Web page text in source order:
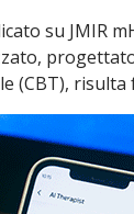
su JMIR
(CBT),